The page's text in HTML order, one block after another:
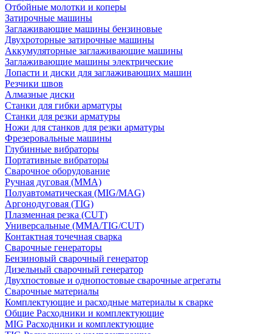
Отбойные молотки и коперы
Затирочные машины
Заглаживающие машины бензиновые
Двухроторные затирочные машины
Аккумуляторные заглаживающие машины
Заглаживающие машины электрические
Лопасти и диски для заглаживающих машин
Резчики швов
Алмазные диски
Станки для гибки арматуры
Станки для резки арматуры
Ножи для станков для резки арматуры
Фрезеровальные машины
Глубинные вибраторы
Портативные вибраторы
Сварочное оборудование
Ручная дуговая (MMA)
Полуавтоматическая (MIG/MAG)
Аргонодуговая (TIG)
Плазменная резка (CUT)
Универсальные (MMA/TIG/CUT)
Контактная точечная сварка
Сварочные генераторы
Бензиновый сварочный генератор
Дизельный сварочный генератор
Двухпостовые и однопостовые сварочные агрегаты
Сварочные материалы
Комплектующие и расходные материалы к сварке
Общие Расходники и комплектующие
MIG Расходники и комплектующие